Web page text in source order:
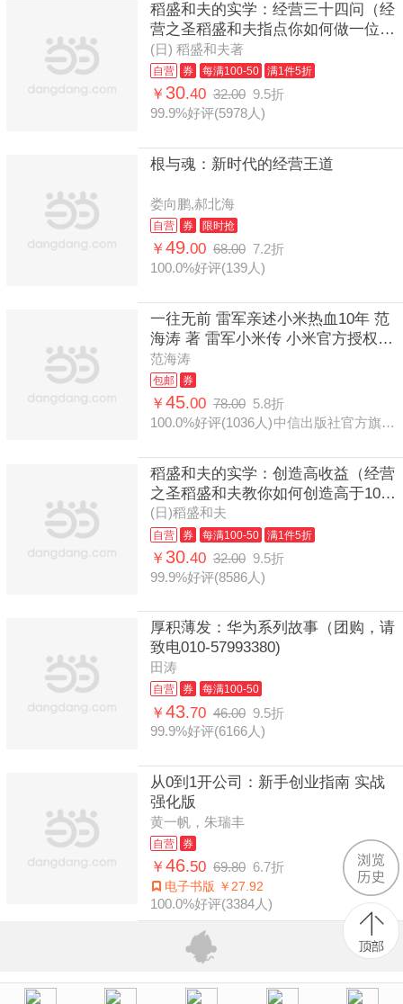
稻盛和夫的实学：经营三十四问（经
营之圣稻盛和夫指点你如何做一位优
秀的企业家。）
(日) 稻盛和夫著
自营 券 每满100-50 满1件5折
￥ 30.40 32.00 9.5折
99.9%好评(5978人)
根与魂：新时代的经营王道
娄向鹏,郝北海
自营 券 限时抢
￥ 49.00 68.00 7.2折
100.0%好评(139人)
一往无前 雷军亲述小米热血10年 范
海涛 著 雷军小米传 小米官方授权传
记 10周年 小米成长历程 中信出版社
官方旗舰店
范海涛
包邮 券
￥ 45.00 78.00 5.8折
100.0%好评(1036人)
中信出版社官方旗舰店
稻盛和夫的实学：创造高收益（经营
之圣稻盛和夫教你如何创造高于10%
的企业利润率）
(日)稻盛和夫
自营 券 每满100-50 满1件5折
￥ 30.40 32.00 9.5折
99.9%好评(8586人)
厚积薄发：华为系列故事（团购，请
致电010-57993380)
田涛
自营 券 每满100-50
￥ 43.70 46.00 9.5折
99.9%好评(6166人)
从0到1开公司：新手创业指南 实战
强化版
黄一帆，朱瑞丰
自营 券
￥ 46.50 69.80 6.7折
电子书版 ￥27.92
100.0%好评(3384人)